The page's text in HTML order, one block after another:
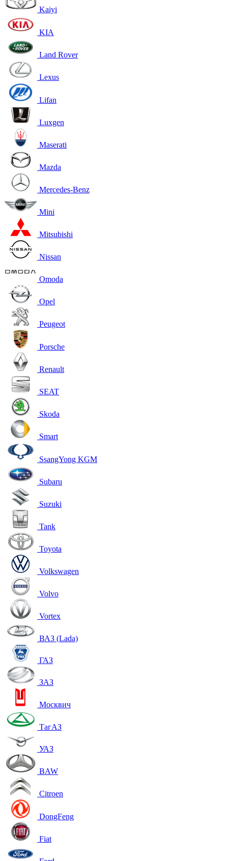
Kaiyi
KIA
Land Rover
Lexus
Lifan
Luxgen
Maserati
Mazda
Mercedes-Benz
Mini
Mitsubishi
Nissan
Omoda
Opel
Peugeot
Porsche
Renault
SEAT
Skoda
Smart
SsangYong KGM
Subaru
Suzuki
Tank
Toyota
Volkswagen
Volvo
Vortex
ВАЗ (Lada)
ГАЗ
ЗАЗ
Москвич
ТагАЗ
УАЗ
BAW
Citroen
DongFeng
Fiat